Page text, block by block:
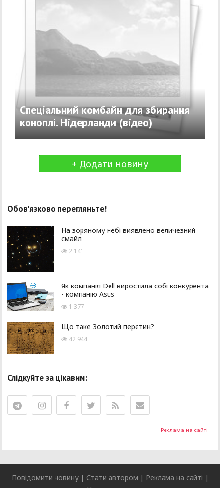
Спеціальний комбайн для збирання
коноплі. Нідерланди (відео)
+ Додати новину
Реклама на сайті
Обов'язково перегляньте!
На зоряному небі виявлено величезний
смайл
2 141
Як компанія Dell виростила собі конкурента
- компанію Asus
1 377
Що таке Золотий перетин?
42 944
Слідкуйте за цікавим:
Повідомити новину| Стати автором | Реклама на сайті |